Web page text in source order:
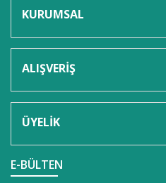
KURUMSAL
ALIŞVERİŞ
ÜYELİK
E-BÜLTEN